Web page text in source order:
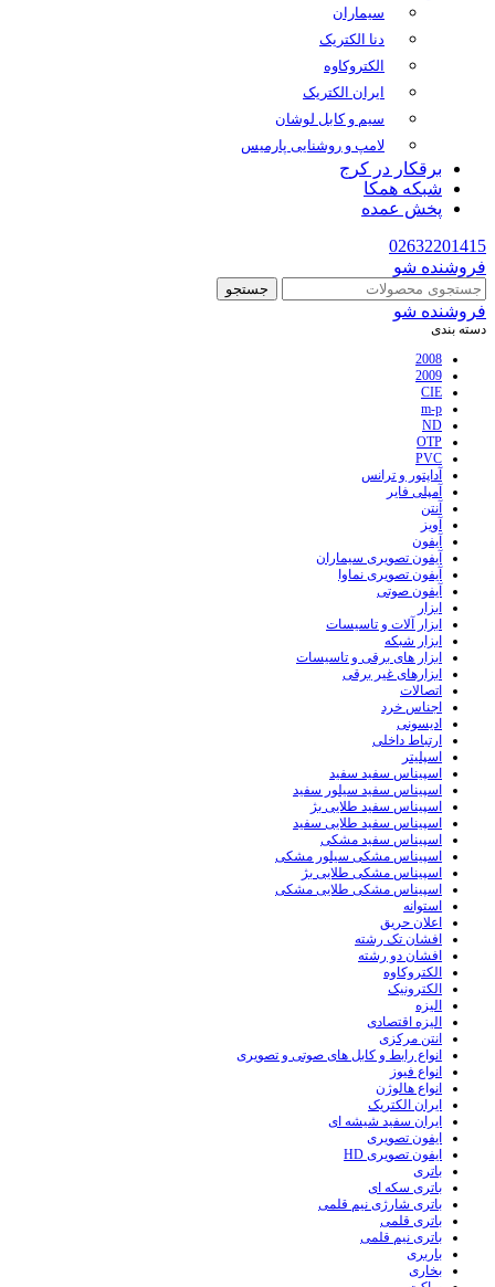
سیماران
دنا الکتریک
الکتروکاوه
ایران الکتریک
سیم و کابل لوشان
لامپ و روشنایی پارمیس
برقکار در کرج
شبکه همکا
پخش عمده
02632201415
فروشنده شو
جستجو
فروشنده شو
دسته بندی
2008
2009
CIE
m-p
ND
OTP
PVC
آداپتور و ترانس
آمپلی فایر
آنتن
آویز
آیفون
آیفون تصویری سیماران
آیفون تصویری نماوا
آیفون صوتی
ابزار
ابزار آلات و تاسیسات
ابزار شبکه
ابزار های برقی و تاسیسات
ابزارهای غیر برقی
اتصالات
اجناس خرد
ادیسونی
ارتباط داخلی
اسپلیتر
اسپیناس سفید سفید
اسپیناس سفید سیلور سفید
اسپیناس سفید طلایی بژ
اسپیناس سفید طلایی سفید
اسپیناس سفید مشکی
اسپیناس مشکی سیلور مشکی
اسپیناس مشکی طلایی بژ
اسپیناس مشکی طلایی مشکی
استوانه
اعلان حریق
افشان تک رشته
افشان دو رشته
الکتروکاوه
الکترونیک
الیزه
الیزه اقتصادی
انتن مرکزی
انواع رابط و کابل های صوتی و تصویری
انواع فیوز
انواع هالوژن
ایران الکتریک
ایران سفید شیشه ای
ایفون تصویری
ایفون تصویری HD
باتری
باتری سکه ای
باتری شارژی نیم قلمی
باتری قلمی
باتری نیم قلمی
باربری
بخاری